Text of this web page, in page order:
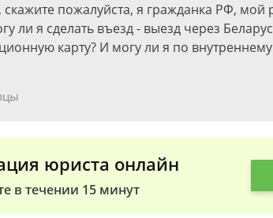
скажите пожалуйста, я гражданка РФ,
ли я сделать въезд - выезд через
карту? И могу ли я по
юриста онлайн
в течении 15 минут